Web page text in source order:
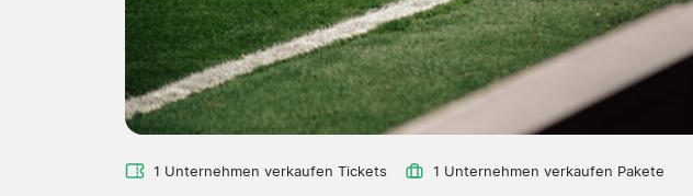
1 Unternehmen verkaufen Tickets 1 Unternehmen verkaufen Pakete